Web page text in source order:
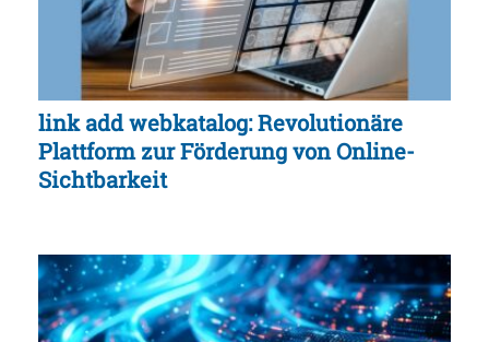
link add webkatalog: Revolutionäre
Plattform zur Förderung von Online-
Sichtbarkeit